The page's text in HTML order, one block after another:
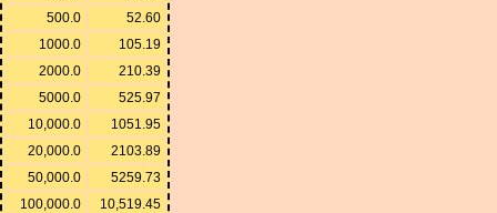
500.0
52.60
1000.0
105.19
2000.0
210.39
5000.0
525.97
10,000.0
1051.95
20,000.0
2103.89
50,000.0
5259.73
100,000.0
10,519.45